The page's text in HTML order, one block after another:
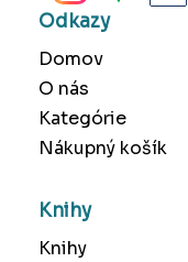
Odkazy
Domov
O nás
Kategórie
Nákupný košík
Knihy
Knihy